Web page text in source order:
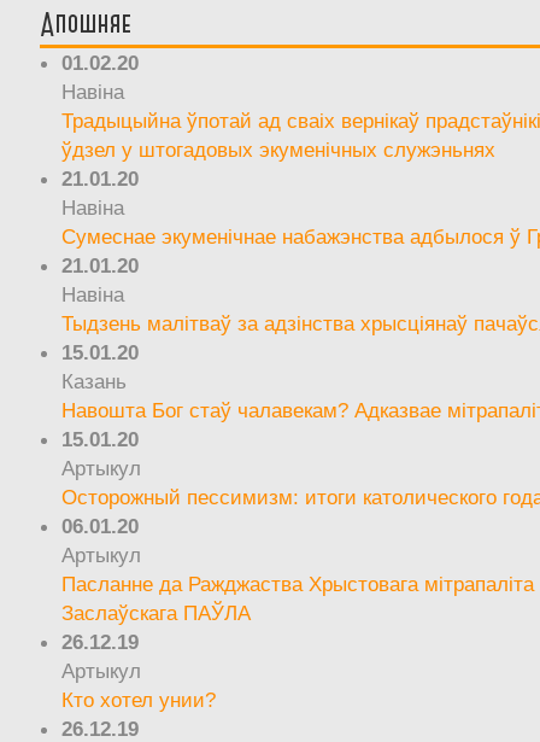
Апошняе
01.02.20
Навіна
Традыцыйна ўпотай ад сваіх вернікаў
ўдзел у штогадовых экуменічных служэньнях
21.01.20
Навіна
Сумеснае экуменічнае набажэнства адбылося ў
21.01.20
Навіна
Тыдзень малітваў за адзінства хрысціянаў
15.01.20
Казань
Навошта Бог стаў чалавекам? Адказвае
15.01.20
Артыкул
Осторожный пессимизм: итоги католического
06.01.20
Артыкул
Пасланне да Ражджаства Хрыстовага мітрапаліта
Заслаўскага ПАЎЛА
26.12.19
Артыкул
Кто хотел унии?
26.12.19